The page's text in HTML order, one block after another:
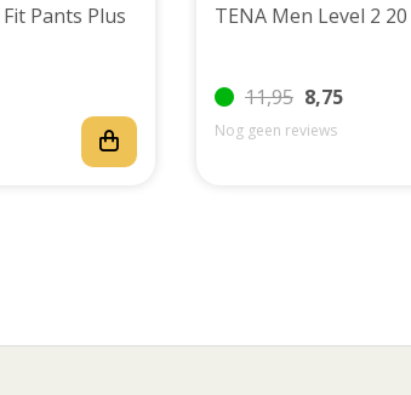
TENA Men Active Fit Pants Plus TENA
11,95 8,75
Nog geen reviews